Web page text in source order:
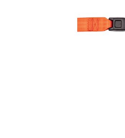
Opmerkingen